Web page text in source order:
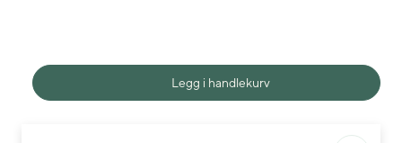
Legg i handlekurv